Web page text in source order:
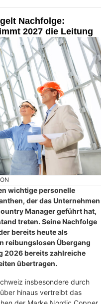
Nachfolge:
2027 die Leitung
wichtige personelle
der das Unternehmen
Manager geführt hat,
treten. Seine Nachfolge
bereits heute als
reibungslosen Übergang
2026 bereits zahlreiche
übertragen.
insbesondere durch
hinaus vertreibt das